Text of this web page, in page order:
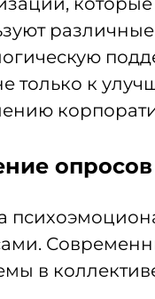
только к
в